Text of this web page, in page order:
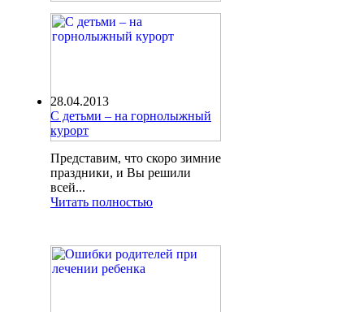
28.04.2013
С детьми – на горнолыжный
курорт
Представим, что скоро зимние
праздники, и Вы решили
всей...
Читать полностью